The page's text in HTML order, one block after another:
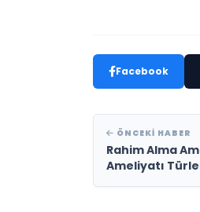
Facebook
ÖNCEKI HABER
Rahim Alma
Ameliyatı